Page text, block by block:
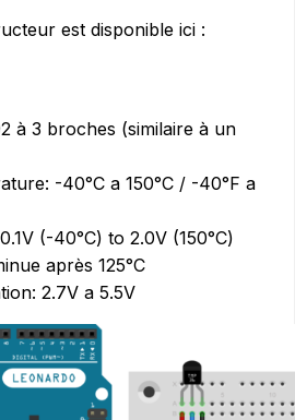
est disponible ici :
à 3 broches (similaire à un
-40°C a 150°C / -40°F a
(-40°C) to 2.0V (150°C)
après 125°C
2.7V a 5.5V